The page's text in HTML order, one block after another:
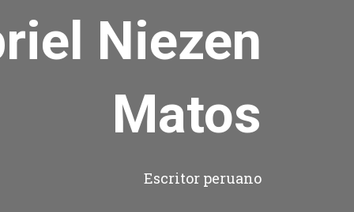
Niezen
Matos
Escritor peruano